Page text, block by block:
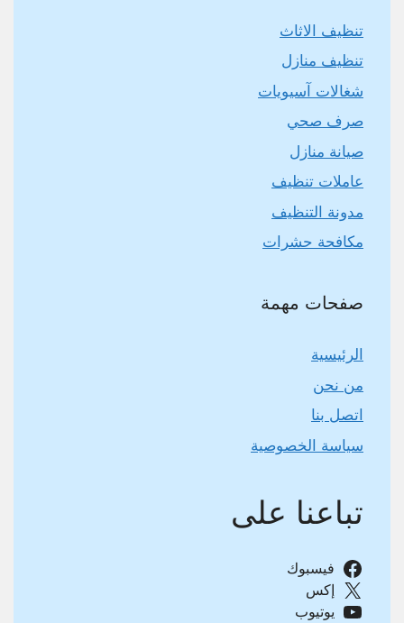
تنظيف الاثاث
تنظيف منازل
شغالات آسيويات
صرف صحي
صيانة منازل
عاملات تنظيف
مدونة التنظيف
مكافحة حشرات
صفحات مهمة
الرئيسية
من نحن
اتصل بنا
سياسة الخصوصية
تباعنا على
فيسبوك
إكس
يوتيوب